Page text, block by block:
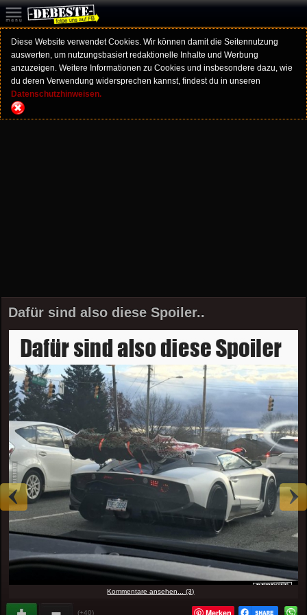
Diese Website verwendet Cookies. Wir können damit die Seitennutzung
auswerten, um nutzungsbasiert redaktionelle Inhalte und Werbung
anzuzeigen. Weitere Informationen zu Cookies und insbesondere dazu, wie
du deren Verwendung widersprechen kannst, findest du in unseren
Datenschutzhinweisen.
Dafür sind also diese Spoiler..
Kommentare ansehen... (3)
(+40) Merken